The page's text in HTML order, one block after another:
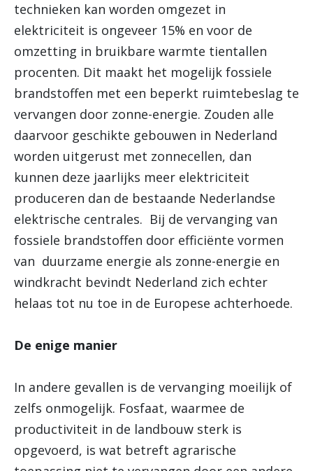
technieken kan worden omgezet in
elektriciteit is ongeveer 15% en voor de
omzetting in bruikbare warmte tientallen
procenten. Dit maakt het mogelijk fossiele
brandstoffen met een beperkt ruimtebeslag te
vervangen door zonne-energie. Zouden alle
daarvoor geschikte gebouwen in Nederland
worden uitgerust met zonnecellen, dan
kunnen deze jaarlijks meer elektriciteit
produceren dan de bestaande Nederlandse
elektrische centrales. Bij de vervanging van
fossiele brandstoffen door efficiënte vormen
van duurzame energie als zonne-energie en
windkracht bevindt Nederland zich echter
helaas tot nu toe in de Europese achterhoede.
De enige manier
In andere gevallen is de vervanging moeilijk of
zelfs onmogelijk. Fosfaat, waarmee de
productiviteit in de landbouw sterk is
opgevoerd, is wat betreft agrarische